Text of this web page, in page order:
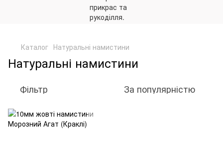
Каталог Натуральні намистини
Натуральні намистини
Фільтр За популярністю